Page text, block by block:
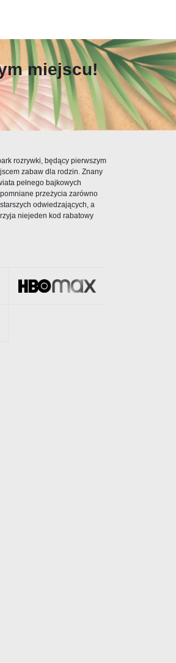
miejscu!
rozrywki, będący pierwszym
zabaw dla rodzin. Znany
pełnego bajkowych
przeżycia zarówno
odwiedzających, a
niejeden kod rabatowy